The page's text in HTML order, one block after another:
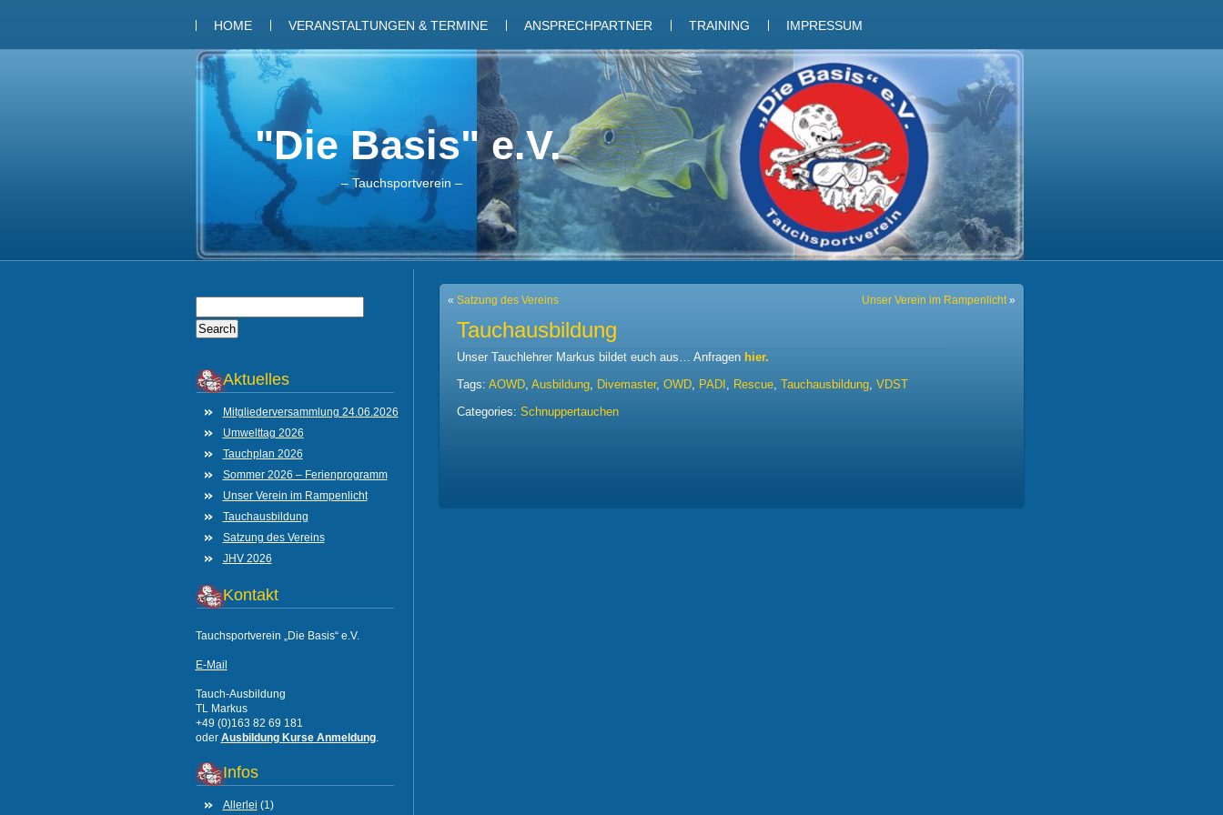
HOME VERANSTALTUNGEN & TERMINE ANSPRECHPARTNER TRAINING IMPRESSUM
"Die Basis" e.V.
– Tauchsportverein –
Aktuelles
Mitgliederversammlung 24.06.2026
Umwelttag 2026
Tauchplan 2026
Sommer 2026 – Ferienprogramm
Unser Verein im Rampenlicht
Tauchausbildung
Satzung des Vereins
JHV 2026
Kontakt
Tauchsportverein „Die Basis“ e.V.
E-Mail
Tauch-Ausbildung
TL Markus
+49 (0)163 82 69 181
oder Ausbildung Kurse Anmeldung.
Infos
Allerlei (1)
« Satzung des Vereins Unser Verein im Rampenlicht»
Tauchausbildung
Unser Tauchlehrer Markus bildet euch aus… Anfragen hier.
Tags: AOWD, Ausbildung, Divemaster, OWD, PADI , Rescue, Tauchausbildung, VDST
Categories: Schnuppertauchen